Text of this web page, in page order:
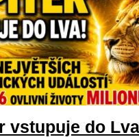
vstupuje do